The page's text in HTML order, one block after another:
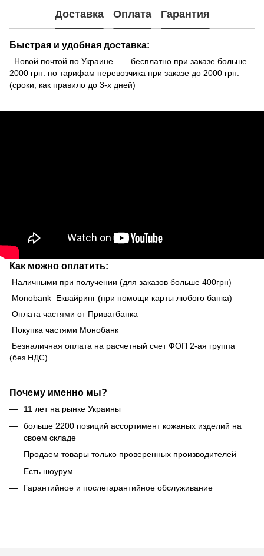
Доставка Оплата Гарантия
Быстрая и удобная доставка:
Новой почтой по Украине — бесплатно при заказе больше
2000 грн. по тарифам перевозчика при заказе до 2000 грн.
(сроки, как правило до 3-х дней)
Как можно оплатить:
Наличными при получении (для заказов больше 400грн)
Monobank Еквайринг (при помощи карты любого банка)
Оплата частями от Приватбанка
Покупка частями Монобанк
Безналичная оплата на расчетный счет ФОП 2-ая группа
(без НДС)
Почему именно мы?
11 лет на рынке Украины
больше 2200 позиций ассортимент кожаных изделий на
своем складе
Продаем товары только проверенных производителей
Есть шоурум
Гарантийное и послегарантийное обслуживание